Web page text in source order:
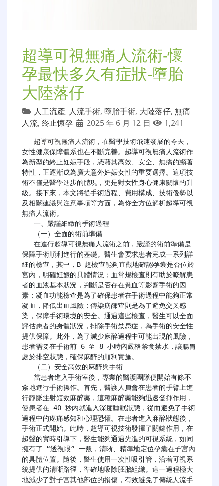
超導可視無痛人流術-懷
孕最快多久有症狀-墮胎
大陸落仔
人工流產, 人流手術, 墮胎手術, 大陸落仔, 無痛
人流, 終止懷孕 2025 年 6 月 12 日 1,241
超導可視無痛人流術 ，在醫學技術飛速發展的今天，
女性健康保障體系也在不斷完善。超導可視無痛人流術作
為新型的終止妊娠手段，憑藉其高效、安全、無痛的顯著
特性，正逐漸成為廣大意外妊娠女性的重要選擇。這項技
術不僅是醫學進步的體現，更是對女性身心健康關懷的升
級。接下來，本文將從手術過程、費用構成、技術優勢以
及相關建議與注意事項等方面，為你全方位解析超導可視
無痛人流術。
保障手術順利進行的基礎。醫生會要求患者完成一系列詳
細的檢查，其中，B 超檢查能夠直觀地確認孕囊是否位於
宮內，明確妊娠的具體情況；血常規檢查則有助於瞭解患
者的血液基本狀況，判斷是否存在貧血等影響手術的因
素；凝血功能檢查是為了確保患者在手術過程中能夠正常
凝血，降低出血風險；傳染病篩查則是為了避免交叉感
染，保障手術環境的安全。通過這些檢查，醫生可以全面
評估患者的身體狀況，排除手術禁忌症，為手術的安全性
提供保障。此外，為了減少麻醉過程中可能出現的風險，
患者需要在手術前 6 至 8 小時內嚴格禁食禁水，讓腸胃
處於排空狀態，確保麻醉的順利實施。
紊地進行手術操作。首先，醫護人員會在患者的手臂上進
行靜脈注射短效麻醉藥，這種麻醉藥能夠迅速發揮作用，
使患者在 40 秒內就進入深度睡眠狀態，從而避免了手術
過程中的疼痛感知和心理恐懼。在患者進入麻醉狀態後，
手術正式開始。此時，超導可視技術發揮了關鍵作用，在
超聲的實時引導下，醫生能夠通過先進的可視系統，如同
擁有了 “透視眼” 一般，清晰、精準地定位孕囊在子宮內
的具體位置。隨後，醫生使用一次性吸引管，沿着可視系
統提供的清晰路徑，準確地吸除胚胎組織。這一過程極大
地減少了對子宮其他部位的損傷，有效避免了傳統人流手